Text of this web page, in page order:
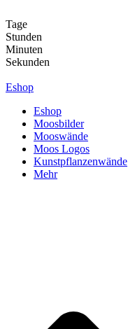
Inhalt
springen
Tage
Stunden
Minuten
Sekunden
Eshop
Eshop
Moosbilder
Mooswände
Moos Logos
Kunstpflanzenwände
Mehr